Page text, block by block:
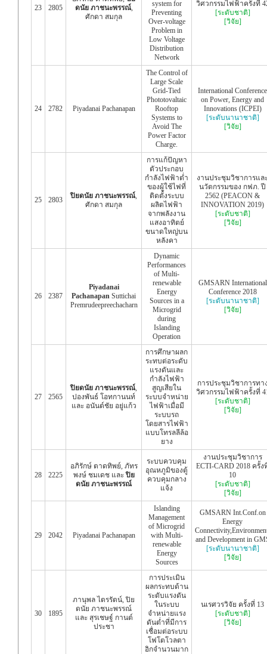
23 2805
ดนัย ภาชนะพรรณ์,
ศักดา สมกุล
system for
Preventing
Over-voltage
Problem in
Low Voltage
Distribution
Network
วิศวกรรมไฟฟ้าครั้งที่
[ระดับชาติ]
[วิจัย]
24 2782 Piyadanai Pachanapan
The Control of
Large Scale
Grid-Tied
Phototovaltaic
Rooftop
Systems to
Avoid The
Power Factor
Charge.
International Conference
on Power, Energy and
Innovations (ICPEI)
[ระดับนานาชาติ]
[วิจัย]
25 2803 ปิยดนัย ภาชนะพรรณ์
ศักดา สมกุล
การแก้ปัญหา
ตัวประกอบ
กำลังไฟฟ้าต่ำ
ของผู้ใช้ไฟที่
ติดตั้งระบบ
ผลิตไฟฟ้า
จากพลังงาน
แสงอาทิตย์
ขนาดใหญ่บน
หลังคา
งานประชุมวิชาการแล
นวัตกรรมของ กฟภ. ปี
2562 (PEACON &
INNOVATION 2019)
[ระดับชาติ]
[วิจัย]
26 2387
Piyadanai
Pachanapan Suttichai
Premrudeepreechacharn
Dynamic
Performances
of Multi-
renewable
Energy
Sources in a
Microgrid
during
Islanding
Operation
GMSARN International
Conference 2018
[ระดับนานาชาติ]
[วิจัย]
27 2565
ปิยดนัย ภาชนะพรรณ์
ปองพันธ์ โอทกานนท์
และ อนันต์ชัย อยู่แก้ว
การศึกษาผลก
ระทบต่อระดับ
แรงดันและ
กำลังไฟฟ้า
สูญเสียใน
ระบบจำหน่าย
ไฟฟ้าเมื่อมี
ระบบรถ
โดยสารไฟฟ้า
แบบโทรลลีล้อ
ยาง
การประชุมวิชาการทา
วิศวกรรมไฟฟ้าครั้งที่
[ระดับชาติ]
[วิจัย]
28 2225
อภิรักษ์ ตาดทิพย์, ภัทร
พงษ์ ชมเดช และปิย
ดนัย ภาชนะพรรณ์
ระบบควบคุม
อุณหภูมิของตู้
ควบคุมกลาง
แจ้ง
งานประชุมวิชาการ
ECTI-CARD 2018 ครั้ง
10
[ระดับชาติ]
[วิจัย]
29 2042 Piyadanai Pachanapan
Islanding
Management
of Microgrid
with Multi-
renewable
Energy
Sources
GMSARN Int.Conf.on
Energy
and Development in
[ระดับนานาชาติ]
[วิจัย]
30 1895
ภานุพล ไตรรัตน์, ปิย
ดนัย ภาชนะพรรณ์
และ สุรเชษฐ์ กานต์
ประชา
การประเมิน
ผลกระทบด้าน
ระดับแรงดัน
ในระบบ
จำหน่ายแรง
ดันต่ำที่มีการ
เชื่อมต่อระบบ
โฟโตโวลตา
อิกจำนวนมาก
นเรศวรวิจัย ครั้งที่ 13
[ระดับชาติ]
[วิจัย]